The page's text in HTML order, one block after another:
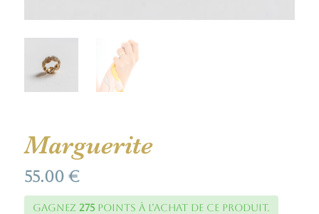
Marguerite
55.00 €
Gagnez 275points à l’achat de ce produit.